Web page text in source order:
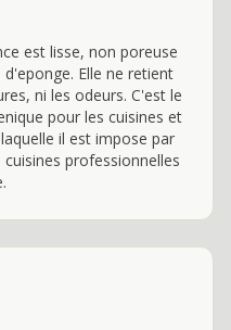
est lisse, non poreuse
Elle ne retient
ni les odeurs. C'est le
pour les cuisines et
il est impose par
professionnelles